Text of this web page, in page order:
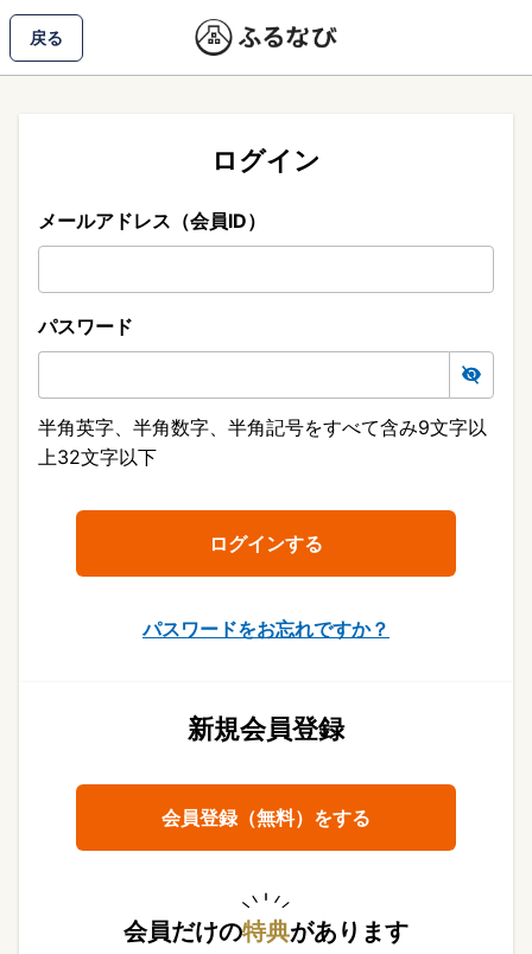
戻る
ログイン
メールアドレス（会員ID）
パスワード
半角英字、半角数字、半角記号をすべて含み9文字以
上32文字以下
パスワードをお忘れですか？
新規会員登録
会員登録（無料）をする
会員だけの特典があります